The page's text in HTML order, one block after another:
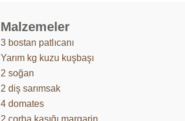
Malzemeler
3 bostan patlıcanı
Yarım kg kuzu kuşbaşı
2 soğan
2 diş sarımsak
4 domates
2 çorba kaşığı margarin